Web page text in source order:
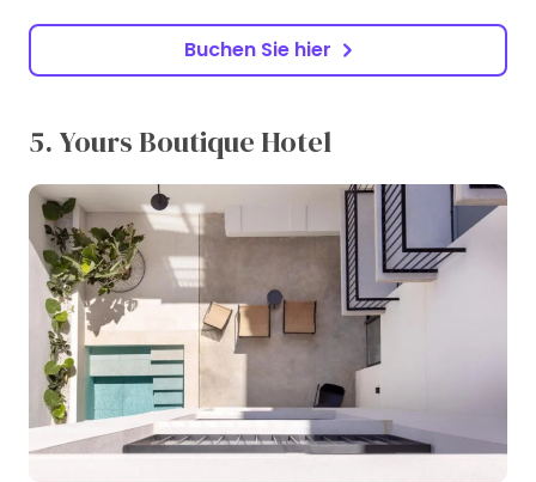
Buchen Sie hier
5. Yours Boutique Hotel